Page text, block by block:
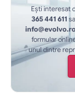
Ești interesat
365 441 611
formular
unul dintre